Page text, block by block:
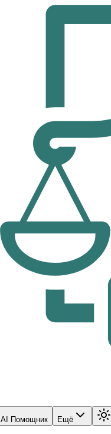
AI Помощник Ещё